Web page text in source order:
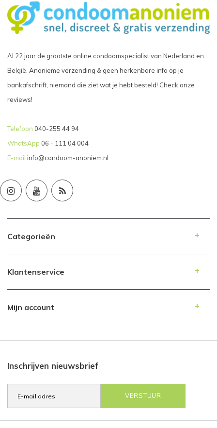
Al 22 jaar de grootste online condoomspecialist van Nederland en
België. Anonieme verzending & geen herkenbare info op je
bankafschrift, niemand die ziet wat je hebt besteld! Check onze
reviews!
Telefoon 040-255 44 94
WhatsApp 06 - 111 04 004
E-mail info@condoom-anoniem.nl
Categorieën
Klantenservice
Mijn account
Inschrijven nieuwsbrief
VERSTUUR